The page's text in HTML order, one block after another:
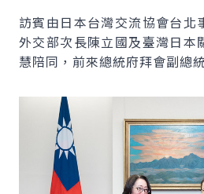
訪賓由日本台灣交流協會台北
外交部次長陳立國及臺灣日本
慧陪同，前來總統府拜會副總